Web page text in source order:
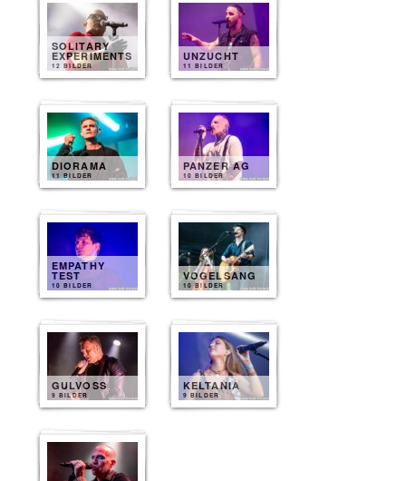
SOLITARY
EXPERIMENTS
12 BILDER
UNZUCHT
11 BILDER
DIORAMA
11 BILDER
PANZER AG
10 BILDER
EMPATHY
TEST
10 BILDER
VOGELSANG
10 BILDER
GULVOSS
9 BILDER
KELTANIA
9 BILDER